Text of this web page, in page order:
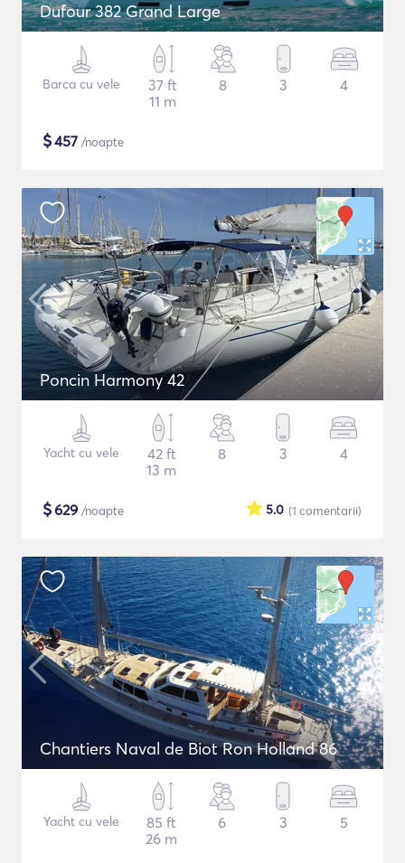
Dufour 382 Grand Large
Barca cu vele
37 ft
11 m
8 3 4
$457 /noapte
Poncin Harmony 42
Yacht cu vele
42 ft
13 m
8 3 4
$629 /noapte (1 comentarii)
5.0
Chantiers Naval de Biot Ron Holland 86
Yacht cu vele
85 ft
26 m
6 3 5